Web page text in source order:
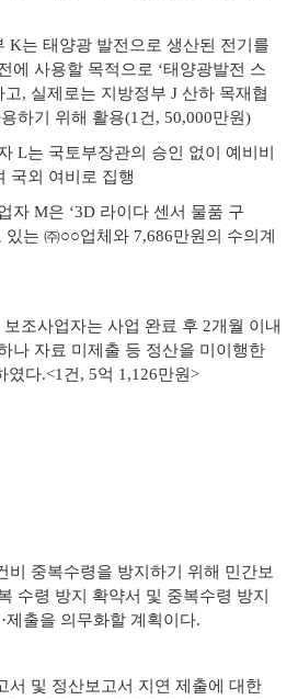
K는 태양광 발전으로 생산된 전기를
에 사용할 목적으로 ‘태양광발전 스
, 실제로는 지방정부 J 산하 목재협
하기 위해 활용(1건, 50,000만원)
L는 국토부장관의 승인 없이 예비비
국외 여비로 집행
자 M은 ‘3D 라이다 센서 물품 구
있는 ㈜○○업체와 7,686만원의 수의계
조사업자는 사업 완료 후 2개월 이내
나 자료 미제출 등 정산을 미이행한
였다.<1건, 5억 1,126만원>
비 중복수령을 방지하기 위해 민간보
수령 방지 확약서 및 중복수령 방지
제출을 의무화할 계획이다.
서 및 정산보고서 지연 제출에 대한